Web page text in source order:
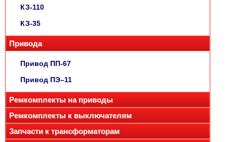
КЗ-110
КЗ-35
Привода
Привод ПП-67
Привод ПЭ–11
Ремкомплекты на приводы
Ремкомплекты к выключателям
Запчасти к трансформаторам